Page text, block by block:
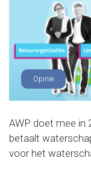
Opinie
AWP doet mee in
betaalt
voor het